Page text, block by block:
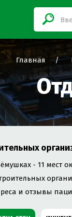
Главная
- 11 мест
и отзывы